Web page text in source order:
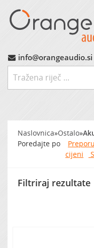
Avtoradio
Avtozvočniki
MP3 Vmesniki
info@orangeaudio.si
Naslovnica»Ostalo»
Poredajte po
cijeni
Filtriraj rezultate